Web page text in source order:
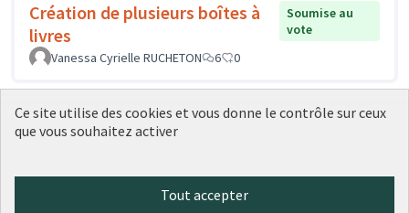
Création de plusieurs boîtes à
livres
Soumise au
vote
Vanessa Cyrielle RUCHETON
6 0
Ce site utilise des cookies et vous donne le contrôle sur ceux
que vous souhaitez activer
Tout accepter